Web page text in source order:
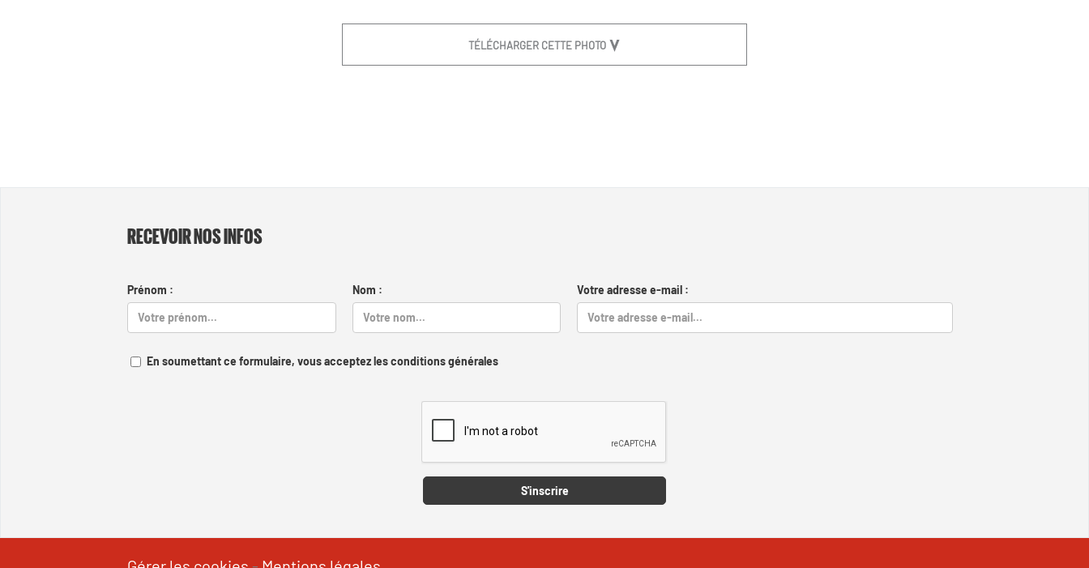
TÉLÉCHARGER CETTE PHOTO
RECEVOIR NOS INFOS
Prénom : Nom : Votre adresse e-mail :
En soumettant ce formulaire, vous acceptez les conditions générales
S'inscrire